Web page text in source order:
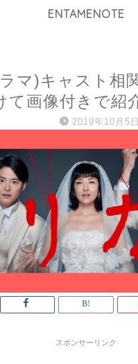
ENTAMENOTE
マ)キャスト相
て画像付きで紹
2019年10月5日
スポンサーリンク